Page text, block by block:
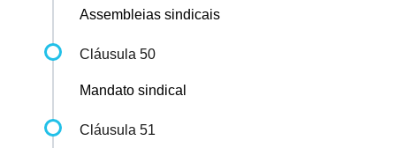
Assembleias sindicais
Cláusula 50
Mandato sindical
Cláusula 51